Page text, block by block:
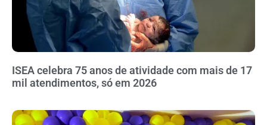
ISEA celebra 75 anos de atividade com mais de 17
mil atendimentos, só em 2026